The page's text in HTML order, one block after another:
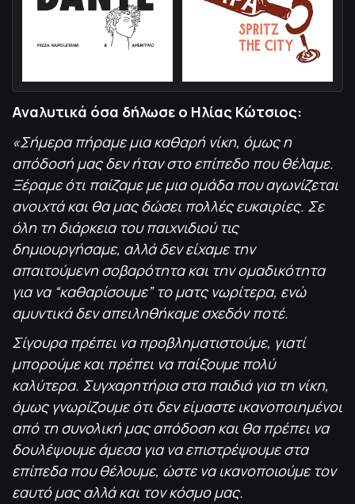
Αναλυτικά όσα δήλωσε ο Ηλίας Κώτσιος:
«Σήμερα πήραμε μια καθαρή νίκη, όμως η
απόδοσή μας δεν ήταν στο επίπεδο που θέλαμε.
Ξέραμε ότι παίζαμε με μια ομάδα που αγωνίζεται
ανοιχτά και θα μας δώσει πολλές ευκαιρίες. Σε
όλη τη διάρκεια του παιχνιδιού τις
δημιουργήσαμε, αλλά δεν είχαμε την
απαιτούμενη σοβαρότητα και την ομαδικότητα
για να “καθαρίσουμε” το ματς νωρίτερα, ενώ
αμυντικά δεν απειληθήκαμε σχεδόν ποτέ.
Σίγουρα πρέπει να προβληματιστούμε, γιατί
μπορούμε και πρέπει να παίξουμε πολύ
καλύτερα. Συγχαρητήρια στα παιδιά για τη νίκη,
όμως γνωρίζουμε ότι δεν είμαστε ικανοποιημένοι
από τη συνολική μας απόδοση και θα πρέπει να
δουλέψουμε άμεσα για να επιστρέψουμε στα
επίπεδα που θέλουμε, ώστε να ικανοποιούμε τον
εαυτό μας αλλά και τον κόσμο μας.